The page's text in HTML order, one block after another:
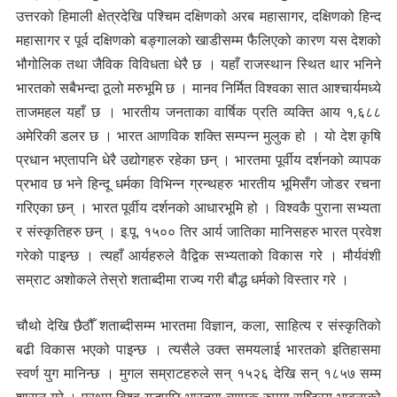
उत्तरको हिमाली क्षेत्रदेखि पश्चिम दक्षिणको अरब महासागर, दक्षिणको हिन्द
महासागर र पूर्व दक्षिणको बङ्गालको खाडीसम्म फैलिएको कारण यस देशको
भौगोलिक तथा जैविक विविधता धेरै छ । यहाँ राजस्थान स्थित थार भनिने
भारतको सबैभन्दा ठूलो मरुभूमि छ । मानव निर्मित विश्वका सात आश्चार्यमध्ये
ताजमहल यहाँ छ । भारतीय जनताका वार्षिक प्रति व्यक्ति आय १,६८८
अमेरिकी डलर छ । भारत आणविक शक्ति सम्पन्न मुलुक हो । यो देश कृषि
प्रधान भएतापनि धेरै उद्योगहरु रहेका छन् । भारतमा पूर्वीय दर्शनको व्यापक
प्रभाव छ भने हिन्दू धर्मका विभिन्न ग्रन्थहरु भारतीय भूमिसँग जोडर रचना
गरिएका छन् । भारत पूर्वीय दर्शनको आधारभूमि हो । विश्वकै पुराना सभ्यता
र संस्कृतिहरु छन् । इ.पू. १५०० तिर आर्य जातिका मानिसहरु भारत प्रवेश
गरेको पाइन्छ । त्यहाँ आर्यहरुले वैद्विक सभ्यताको विकास गरे । मौर्यवंशी
सम्राट अशोकले तेस्रो शताब्दीमा राज्य गरी बौद्ध धर्मको विस्तार गरे ।
चौथो देखि छैठौँ शताब्दीसम्म भारतमा विज्ञान, कला, साहित्य र संस्कृतिको
बढी विकास भएको पाइन्छ । त्यसैले उक्त समयलाई भारतको इतिहासमा
स्वर्ण युग मानिन्छ । मुगल सम्राटहरुले सन् १५२६ देखि सन् १८५७ सम्म